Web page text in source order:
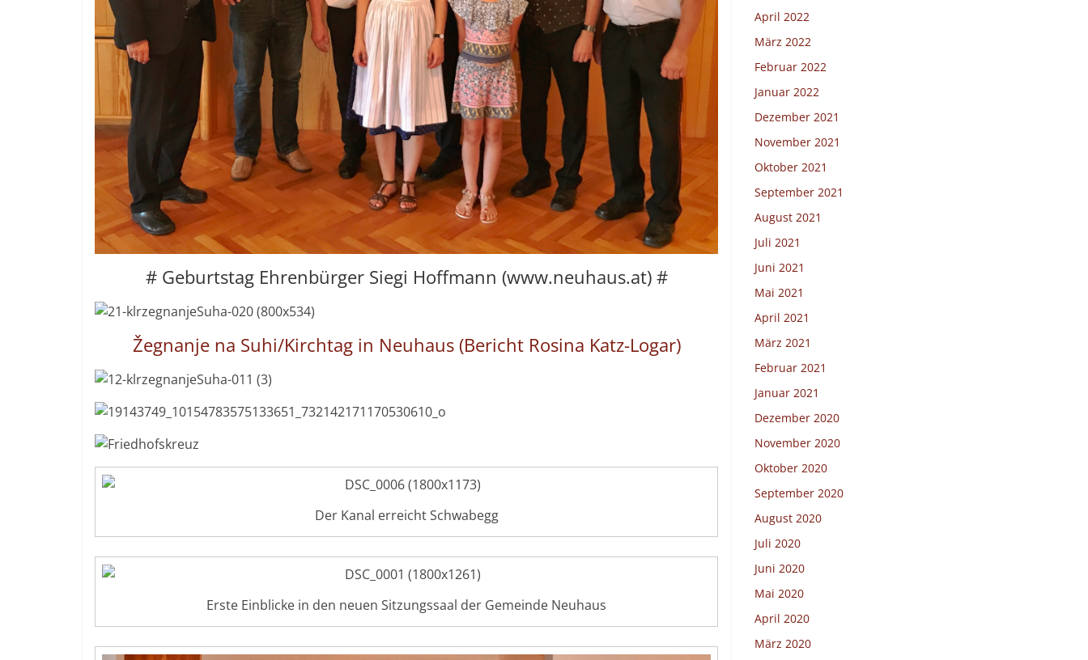
# Geburtstag Ehrenbürger Siegi Hoffmann (www.neuhaus.at) #
Žegnanje na Suhi/Kirchtag in Neuhaus (Bericht Rosina Katz-Logar)
Der Kanal erreicht Schwabegg
Erste Einblicke in den neuen Sitzungssaal der Gemeinde Neuhaus
April 2022
März 2022
Februar 2022
Januar 2022
Dezember 2021
November 2021
Oktober 2021
September 2021
August 2021
Juli 2021
Juni 2021
Mai 2021
April 2021
März 2021
Februar 2021
Januar 2021
Dezember 2020
November 2020
Oktober 2020
September 2020
August 2020
Juli 2020
Juni 2020
Mai 2020
April 2020
März 2020